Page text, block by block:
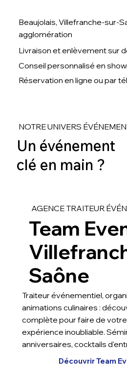
Beaujolais, Villefranche-sur-
agglomération
Livraison et enlèvement sur
Conseil personnalisé en
Réservation en ligne ou par
NOTRE UNIVERS
Un événement
clé en main ?
AGENCE TRAITEUR
Team
Saône
Traiteur événementiel,
animations culinaires :
complète pour faire de
expérience inoubliable.
anniversaires, cocktails
Découvrir Team